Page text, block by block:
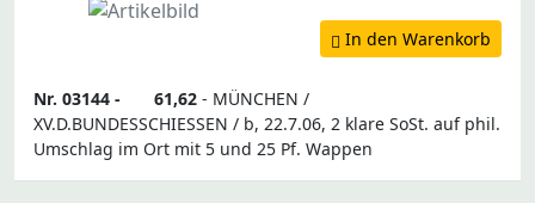
In den Warenkorb
Nr. 03144 - 61,62 - MÜNCHEN /
XV.D.BUNDESSCHIESSEN / b, 22.7.06, 2 klare SoSt. auf phil.
Umschlag im Ort mit 5 und 25 Pf. Wappen